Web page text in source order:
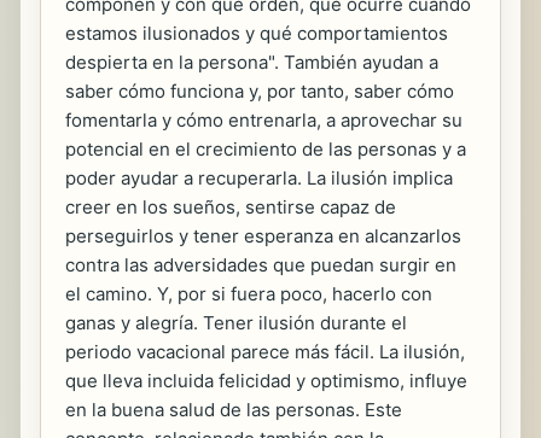
componen y con qué orden, qué ocurre cuando
estamos ilusionados y qué comportamientos
despierta en la persona". También ayudan a
saber cómo funciona y, por tanto, saber cómo
fomentarla y cómo entrenarla, a aprovechar su
potencial en el crecimiento de las personas y a
poder ayudar a recuperarla. La ilusión implica
creer en los sueños, sentirse capaz de
perseguirlos y tener esperanza en alcanzarlos
contra las adversidades que puedan surgir en
el camino. Y, por si fuera poco, hacerlo con
ganas y alegría. Tener ilusión durante el
periodo vacacional parece más fácil. La ilusión,
que lleva incluida felicidad y optimismo, influye
en la buena salud de las personas. Este